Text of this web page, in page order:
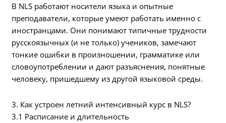
В NLS работают носители языка и опытные
преподаватели, которые умеют работать именно с
иностранцами. Они понимают типичные трудности
русскоязычных (и не только) учеников, замечают
тонкие ошибки в произношении, грамматике или
словоупотреблении и дают разъяснения, понятные
человеку, пришедшему из другой языковой среды.
3. Как устроен летний интенсивный курс в NLS?
3.1 Расписание и длительность